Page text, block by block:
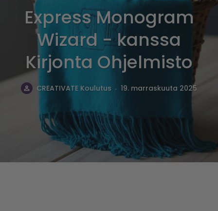
Express Monogram
Wizard - kanssa
Kirjonta Ohjelmisto
CREATIVATE Koulutus . 19. marraskuuta 2025